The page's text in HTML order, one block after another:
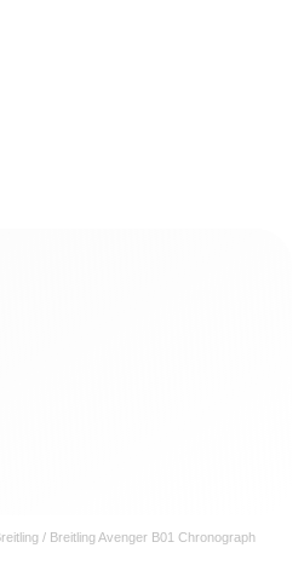
/ Breitling Avenger B01 Chronograph